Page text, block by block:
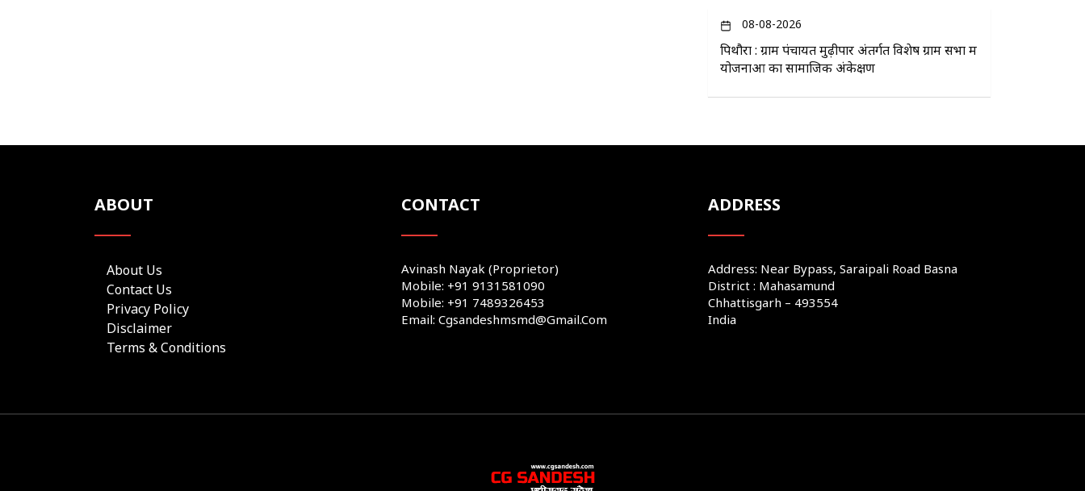
08-08-2026
पिथौरा : ग्राम पंचायत मुढ़ीपार अंतर्गत विशेष ग्राम सभा में
योजनाओं का सामाजिक अंकेक्षण
ABOUT
About Us
Contact Us
Privacy Policy
Disclaimer
Terms & Conditions
CONTACT
Avinash Nayak (Proprietor)
Mobile: +91 9131581090
Mobile: +91 7489326453
Email: Cgsandeshmsmd@gmail.com
ADDRESS
Address: Near Bypass, Saraipali Road Basna
District : Mahasamund
Chhattisgarh – 493554
India